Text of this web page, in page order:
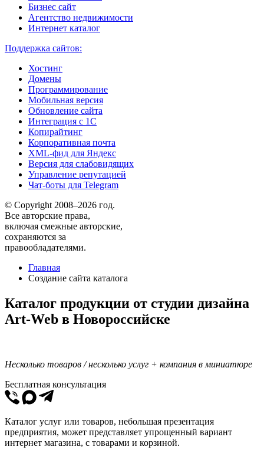
Бизнес сайт
Агентство недвижимости
Интернет каталог
Поддержка сайтов:
Хостинг
Домены
Программирование
Мобильная версия
Обновление сайта
Интеграция с 1С
Копирайтинг
Корпоративная почта
XML-фид для Яндекс
Версия для слабовидящих
Управление репутацией
Чат-боты для Telegram
© Copyright 2008–2026 год.
Все авторские права,
включая смежные авторские,
сохраняются за
правообладателями.
Главная
Создание сайта каталога
Каталог продукции от студии дизайна
Art-Web в Новороссийске
Несколько товаров / несколько услуг + компания в миниатюре
Бесплатная консультация
Каталог услуг или товаров, небольшая презентация
предприятия, может представляет упрощенный вариант
интернет магазина, с товарами и корзиной.